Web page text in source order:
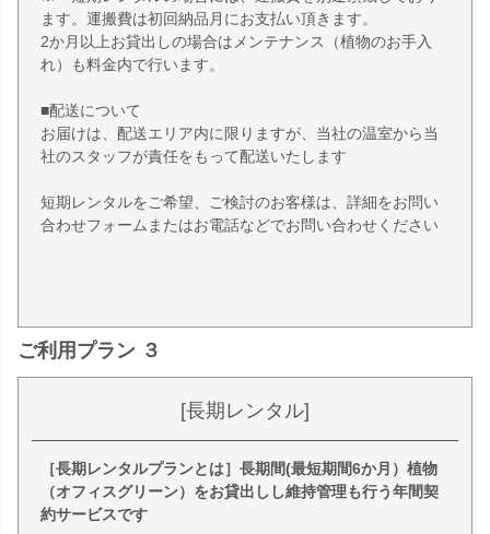
ます。運搬費は初回納品月にお支払い頂きます。
2か月以上お貸出しの場合はメンテナンス（植物のお手入
れ）も料金内で行います。
■配送について
お届けは、配送エリア内に限りますが、当社の温室から当
社のスタッフが責任をもって配送いたします
短期レンタルをご希望、ご検討のお客様は、詳細をお問い
合わせフォームまたはお電話などでお問い合わせください
ご利用プラン ３
[長期レンタル]
［長期レンタルプランとは］長期間(最短期間6か月）植物
（オフィスグリーン）をお貸出しし維持管理も行う年間契
約サービスです